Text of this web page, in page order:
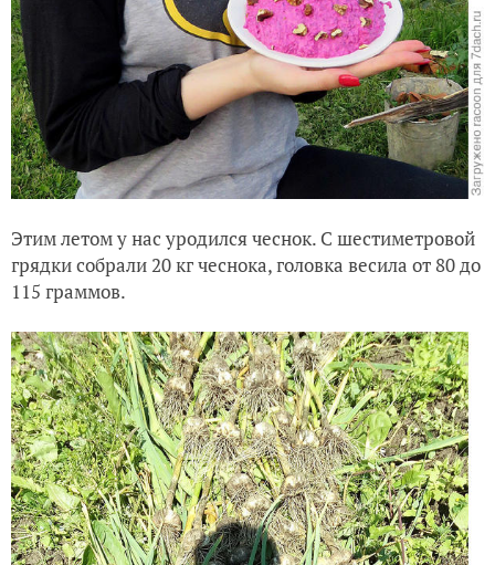
Этим летом у нас уродился чеснок. С шестиметровой
грядки собрали 20 кг чеснока, головка весила от 80 до
115 граммов.